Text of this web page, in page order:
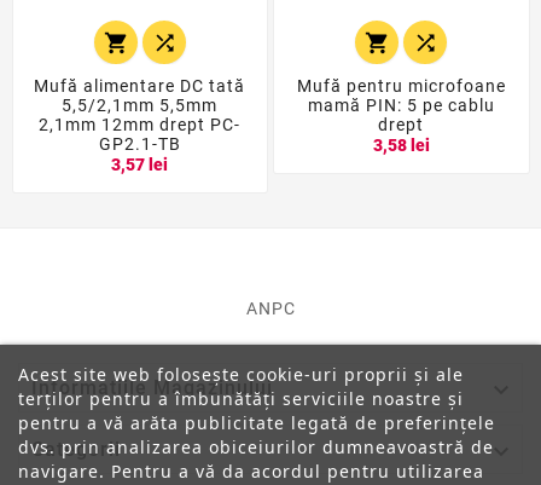
 
Mufă alimentare DC tată
5,5/2,1mm 5,5mm
2,1mm 12mm drept PC-
GP2.1-TB
3,57 lei
 
Mufă pentru microfoane
mamă PIN: 5 pe cablu
drept
3,58 lei
ANPC
Informatiile Magazinului
Categorii 
Acest site web folosește cookie-uri proprii și ale
terților pentru a îmbunătăți serviciile noastre și
pentru a vă arăta publicitate legată de preferințele
dvs. prin analizarea obiceiurilor dumneavoastră de
navigare. Pentru a vă da acordul pentru utilizarea